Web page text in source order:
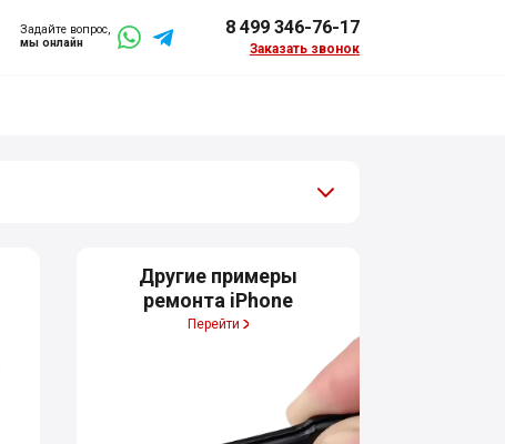
Задайте вопрос,
мы онлайн
8 499 346-76-17
Заказать звонок
Другие примеры
ремонта iPhone
Перейти